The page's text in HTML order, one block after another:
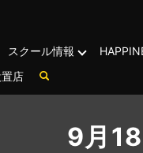
スクール情報
店
9月